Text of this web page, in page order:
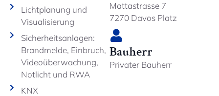
Lichtplanung und
Visualisierung
Sicherheitsanlagen:
Brandmelde, Einbruch,
Videoüberwachung,
Notlicht und RWA
KNX
Mattastrasse 7
7270 Davos Platz
Bauherr
Privater Bauherr